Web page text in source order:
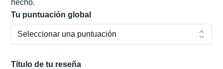
hecho.
Tu puntuación global
Título de tu reseña